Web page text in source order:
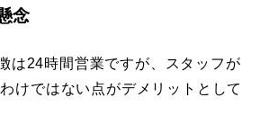
念
は24時間営業ですが、スタッフが
けではない点がデメリットとして